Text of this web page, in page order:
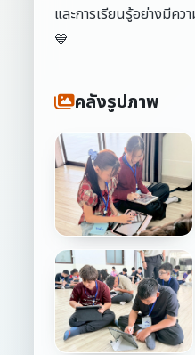
และการเรียนรู้อย่างมีค
💙
คลังรูปภาพ